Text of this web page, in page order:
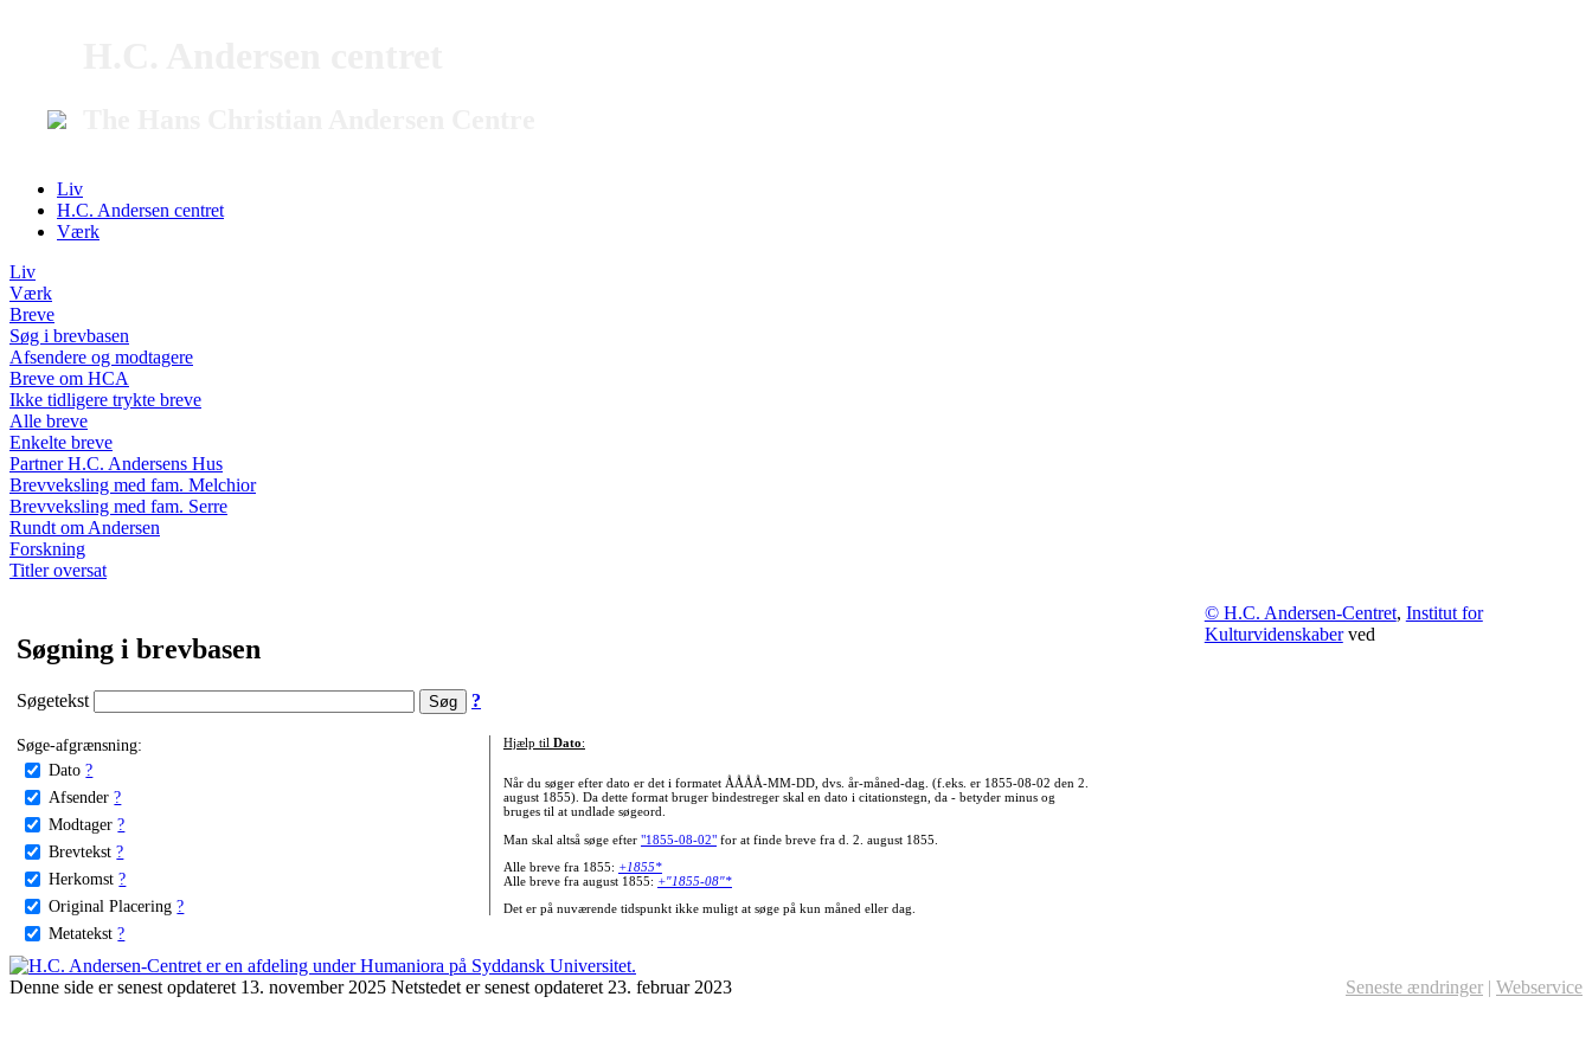
Liv
H.C. Andersen centret
Værk
Liv
Værk
Breve
Søg i brevbasen
Afsendere og modtagere
Breve om HCA
Ikke tidligere trykte breve
Alle breve
Enkelte breve
Partner H.C. Andersens Hus
Brevveksling med fam. Melchior
Brevveksling med fam. Serre
Rundt om Andersen
Forskning
Titler oversat
Søgning i brevbasen
Søgetekst ?
Søge-afgrænsning:
Dato ?
Afsender ?
Modtager ?
Brevtekst ?
Herkomst ?
Original Placering ?
Metatekst ?
Hjælp til Dato:
Når du søger efter dato er det i formatet ÅÅÅÅ-MM-DD, dvs. år-måned-dag. (f.eks. er 1855-08-02 den 2.
august 1855). Da dette format bruger bindestreger skal en dato i citationstegn, da - betyder minus og
bruges til at undlade søgeord.
Man skal altså søge efter "1855-08-02"for at finde breve fra d. 2. august 1855.
Alle breve fra 1855: +1855*
Alle breve fra august 1855: +"1855-08"*
Det er på nuværende tidspunkt ikke muligt at søge på kun måned eller dag.
© H.C. Andersen-Centret, Institut for
Kulturvidenskaberved
Denne side er senest opdateret 13. november 2025 Netstedet er senest opdateret 23. februar 2023 Seneste ændringer | Webservice